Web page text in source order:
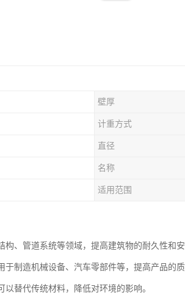
壁厚
计重方式
直径
名称
适用范围
、管道系统等领域，提高建筑物的耐久性和安
制造机械设备、汽车零部件等，提高产品的质
替代传统材料，降低对环境的影响。